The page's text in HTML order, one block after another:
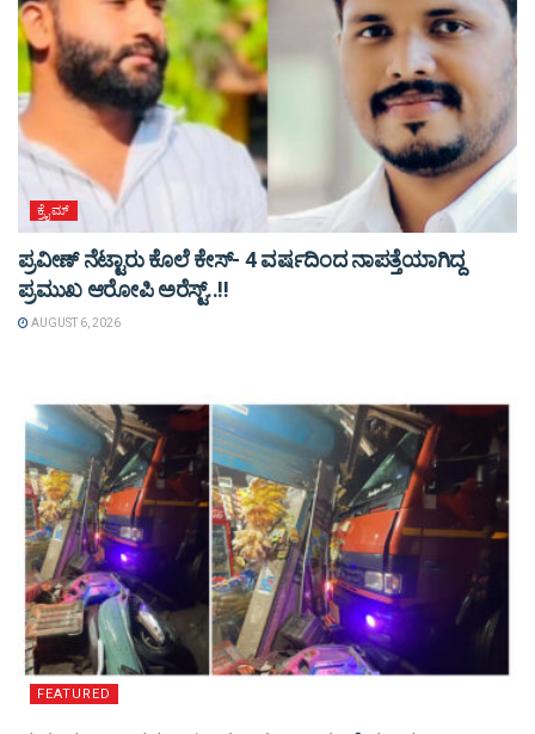
ಕ್ರೈಮ್
ಪ್ರವೀಣ್ ನೆಟ್ಟಾರು ಕೊಲೆ ಕೇಸ್‌- 4 ವರ್ಷದಿಂದ ನಾಪತ್ತೆಯಾಗಿದ್ದ
ಪ್ರಮುಖ ಆರೋಪಿ ಅರೆಸ್ಟ್‌..!!
AUGUST 6, 2026
FEATURED